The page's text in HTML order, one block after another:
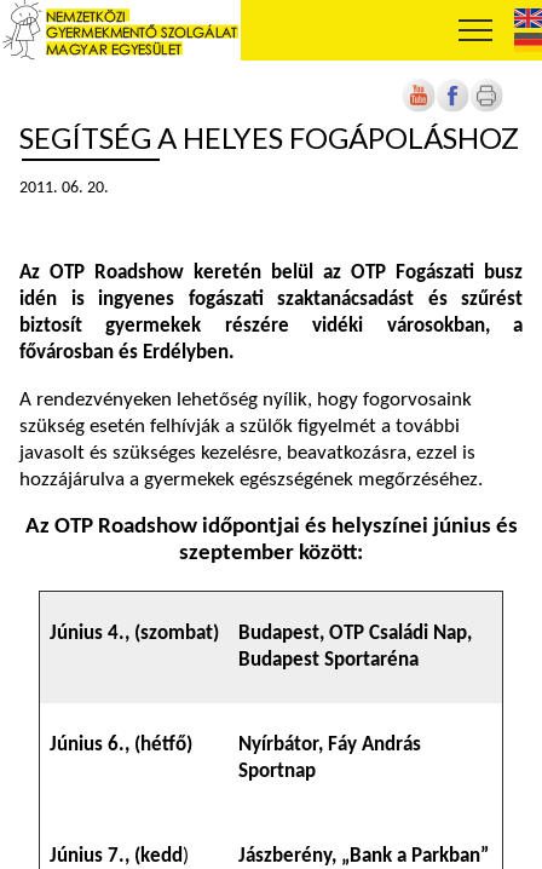
SEGÍTSÉG A HELYES FOGÁPOLÁSHOZ
2011. 06. 20.
Az OTP Roadshow keretén belül az OTP Fogászati busz
idén is ingyenes fogászati szaktanácsadást és szűrést
biztosít gyermekek részére vidéki városokban, a
fővárosban és Erdélyben.
A rendezvényeken lehetőség nyílik, hogy fogorvosaink
szükség esetén felhívják a szülők figyelmét a további
javasolt és szükséges kezelésre, beavatkozásra, ezzel is
hozzájárulva a gyermekek egészségének megőrzéséhez.
Az OTP Roadshow időpontjai és helyszínei június és
szeptember között:
Június 4., (szombat)
Budapest, OTP Családi Nap,
Budapest Sportaréna
Június 6., (hétfő)
Nyírbátor, Fáy András
Sportnap
Június 7., (kedd)
Jászberény, „Bank a Parkban”